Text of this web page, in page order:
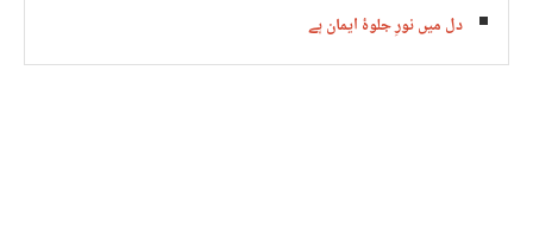
دل میں نورِ جلوۂ ایمان ہے